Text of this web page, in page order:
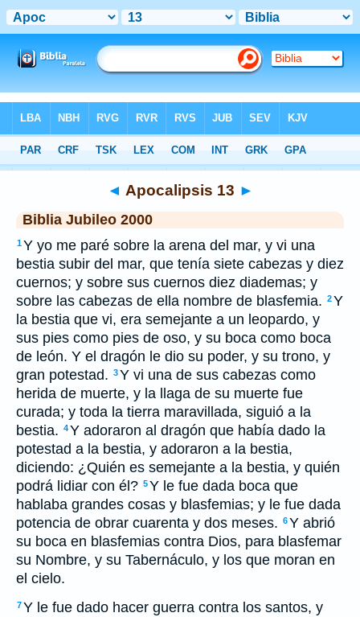
>JUB> Apocalipsis 13
◄ Apocalipsis 13 ►
Biblia Jubileo 2000
1Y yo me paré sobre la arena del mar, y vi una
bestia subir del mar, que tenía siete cabezas y diez
cuernos; y sobre sus cuernos diez diademas; y
sobre las cabezas de ella nombre de blasfemia. 2Y
la bestia que vi, era semejante a un leopardo, y
sus pies como pies de oso, y su boca como boca
de león. Y el dragón le dio su poder, y su trono, y
gran potestad. 3Y vi una de sus cabezas como
herida de muerte, y la llaga de su muerte fue
curada; y toda la tierra maravillada, siguió a la
bestia. 4Y adoraron al dragón que había dado la
potestad a la bestia, y adoraron a la bestia,
diciendo: ¿Quién es semejante a la bestia, y quién
podrá lidiar con él? 5Y le fue dada boca que
hablaba grandes cosas y blasfemias; y le fue dada
potencia de obrar cuarenta y dos meses. 6Y abrió
su boca en blasfemias contra Dios, para blasfemar
su Nombre, y su Tabernáculo, y los que moran en
el cielo.
7Y le fue dado hacer guerra contra los santos, y